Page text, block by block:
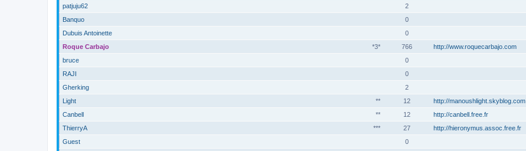
patjuju62
2
Banquo
0
Dubuis Antoinette
0
*3*
Roque Carbajo 766 http://www.roquecarbajo.com
bruce
0
RAJI
0
Gherking
2
**
Light 12 http://manoushlight.skyblog.com
**
Canbell 12 http://canbell.free.fr
***
ThierryA 27 http://hieronymus.assoc.free.fr
Guest
0